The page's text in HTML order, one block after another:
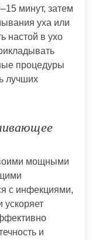
минут, затем
уха или
настой в ухо
процедуры
лучших
мощными
с инфекциями,
и